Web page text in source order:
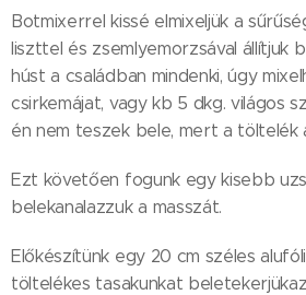
Botmixerrel kissé elmixeljük a
liszttel és zsemlyemorzsával állítjuk
húst a családban mindenki, úgy
csirkemájat, vagy kb 5 dkg. világos
én nem teszek bele, mert a töltelék
Ezt követően fogunk egy kisebb
belekanalazzuk a masszát.
Előkészítünk egy 20 cm széles
töltelékes tasakunkat